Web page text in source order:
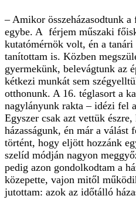
– Amikor összeházasodtunk
egybe. A férjem műszaki
kutatómérnök volt, én a tanári
tanítottam is. Közben
gyermekünk, belevágtunk az
kétkezi munkát sem
otthonunk. A 16. téglasort a
nagylányunk rakta – idézi fel
Egyszer csak azt vettük
házasságunk, én már a
történt, hogy eljött hozzánk
szelíd módján nagyon
pedig azon gondolkodtam a
közepette, vajon mitől
jutottam: azok az időtálló